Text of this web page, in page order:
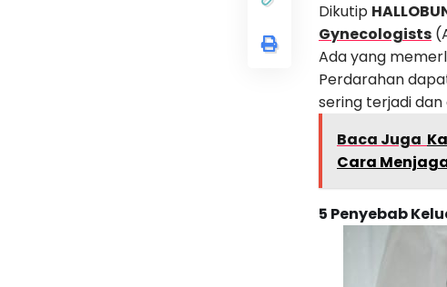
Dikutip
Gynecologists
Ada yang
Perdarahan
sering terjadi
Baca Juga
Cara
5 Penyebab